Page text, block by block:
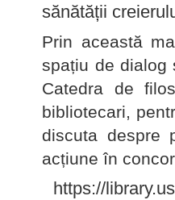
sănătății
Prin această
spațiu de dialog
Catedra de
bibliotecari,
discuta despre
acțiune în
https://